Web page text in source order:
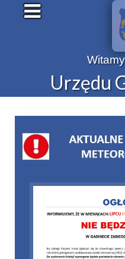
Urzędu